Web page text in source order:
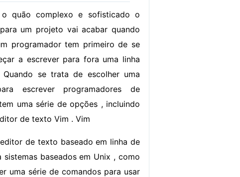
quão complexo e sofisticado o
um projeto vai acabar quando
programador tem primeiro de se
a escrever para fora uma linha
se trata de escolher uma
escrever programadores de
uma série de opções , incluindo
de texto Vim . Vim
de texto baseado em linha de
sistemas baseados em Unix , como
uma série de comandos para usar